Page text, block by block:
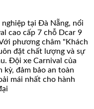
tại Đà Nẵng, nổi
cao cấp 7 chỗ Dcar 9
phương châm "Khách
đặt chất lượng và sự
Đội xe Carnival của
kỳ, đảm bảo an toàn
mái nhất cho hành